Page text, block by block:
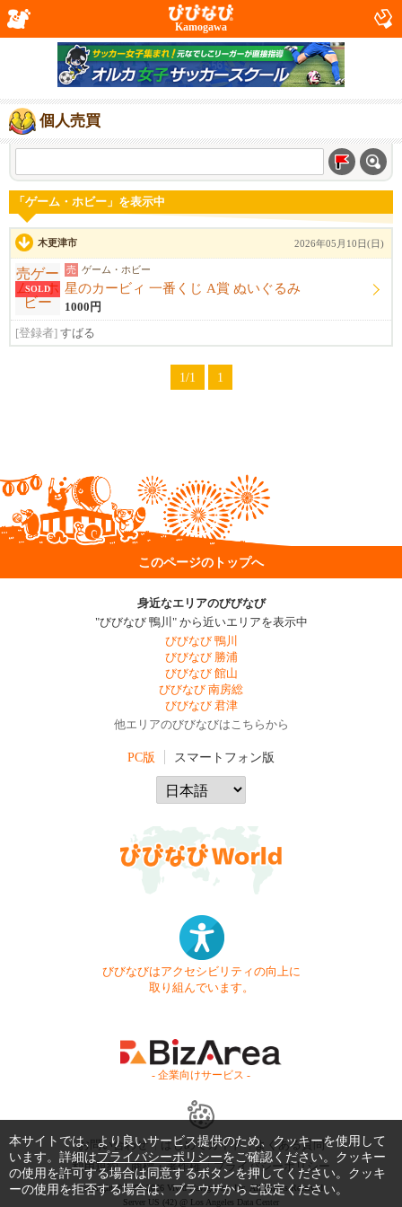
Kamogawa
個人売買
「ゲーム・ホビー」を表示中
木更津市 2026年05月10日(日)
SOLD
売 ゲーム・ホビー
星のカービィ 一番くじ A賞 ぬいぐるみ
1000円
[登録者] すばる
1/1 1
このページのトップへ
身近なエリアのびびなび
"びびなび 鴨川" から近いエリアを表示中
びびなび 鴨川
びびなび 勝浦
びびなび 館山
びびなび 南房総
びびなび 君津
他エリアのびびなびはこちらから
PC版 スマートフォン版
びびなびはアクセシビリティの向上に
取り組んでいます。
- 企業向けサービス -
お問い合わせ はじめてガイド
よくある質問
利用規約
商標・著作権 プライバシーポリシー
Copyright © 1999-2026 Vivid Navigation, Inc. All Rights Reserved.
Server US (42) @ Los Angeles Data Center
本サイトでは、より良いサービス提供のため、クッキーを使用して
います。詳細はプライバシーポリシーをご確認ください。クッキー
の使用を許可する場合は同意するボタンを押してください。クッキ
ーの使用を拒否する場合は、ブラウザからご設定ください。